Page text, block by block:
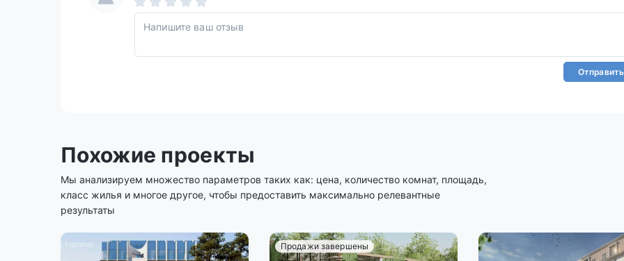
Отправить
Похожие проекты
Мы анализируем множество параметров таких как: цена, количество комнат, площадь,
класс жилья и многое другое, чтобы предоставить максимально релевантные
результаты
Продажи завершены